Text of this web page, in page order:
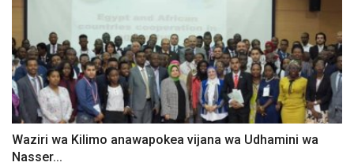
Waziri wa Kilimo anawapokea vijana wa Udhamini wa
Nasser...